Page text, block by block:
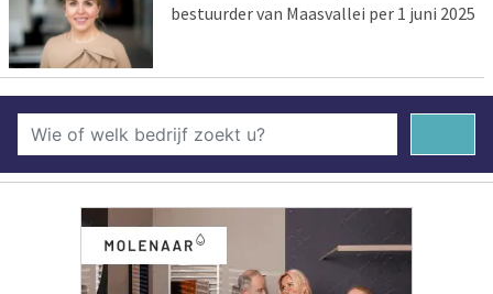
bestuurder van Maasvallei per 1 juni 2025